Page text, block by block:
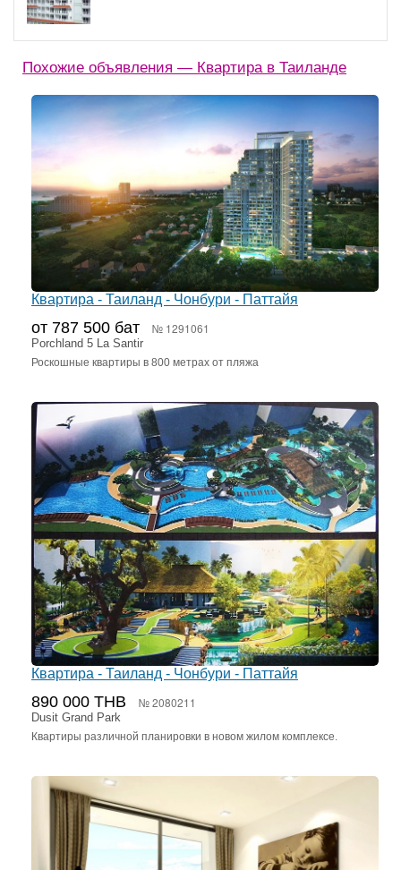
Похожие объявления — Квартира в Таиланде
Квартира - Таиланд - Чонбури - Паттайя
от 787 500 бат № 1291061
Porchland 5 La Santir
Роскошные квартиры в 800 метрах от пляжа
Квартира - Таиланд - Чонбури - Паттайя
890 000 THB № 2080211
Dusit Grand Park
Квартиры различной планировки в новом жилом комплексе.